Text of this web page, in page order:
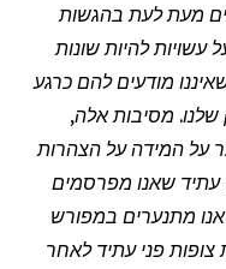
מעת לעת בהגשות
עשויות להיות שונות
מודעים להם כרגע
שלנו. מסיבות אלה,
על המידה על הצהרות
עתיד שאנו מפרסמים
מתנערים במפורש
צופות פני עתיד לאחר